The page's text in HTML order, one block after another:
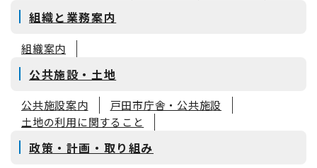
組織と業務案内
組織案内
公共施設・土地
公共施設案内
戸田市庁舎・公共施設
土地の利用に関すること
政策・計画・取り組み